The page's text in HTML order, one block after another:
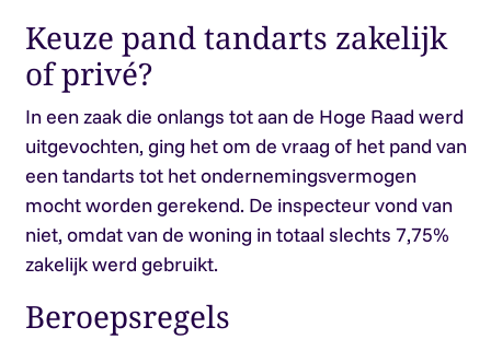
Keuze pand tandarts zakelijk
of privé?
In een zaak die onlangs tot aan de Hoge Raad werd
uitgevochten, ging het om de vraag of het pand van
een tandarts tot het ondernemingsvermogen
mocht worden gerekend. De inspecteur vond van
niet, omdat van de woning in totaal slechts 7,75%
zakelijk werd gebruikt.
Beroepsregels